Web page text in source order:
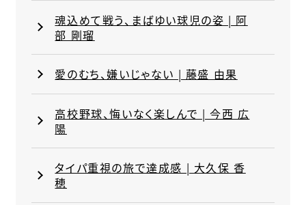
魂込めて戦う、まばゆい球児の姿 | 阿
部 剛瑠
愛のむち、嫌いじゃない | 藤盛 由果
高校野球、悔いなく楽しんで | 今西 広
陽
タイパ重視の旅で達成感 | 大久保 香
穂